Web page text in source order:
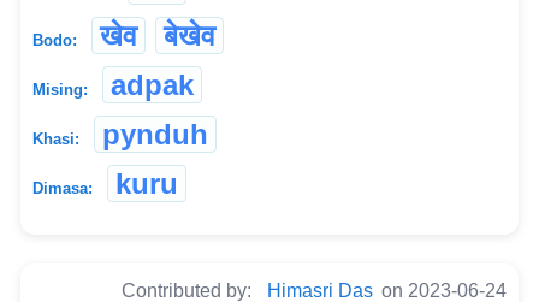
Bodo: खेव बेखेव
Mising: adpak
Khasi: pynduh
Dimasa: kuru
Contributed by: Himasri Das on 2023-06-24